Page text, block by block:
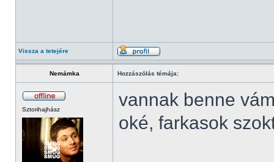
Vissza a tetejére
Nemámka Hozzászólás témája:
Sztorihajhász
vannak benne
oké, farkasok